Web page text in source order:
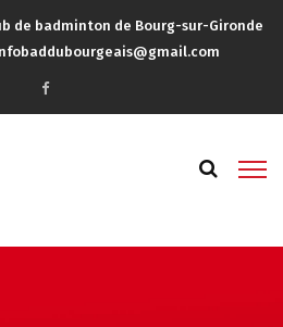
de badminton de Bourg-sur-Gironde